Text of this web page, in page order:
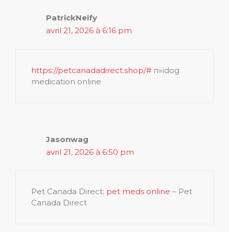
PatrickNeify
avril 21, 2026 à 6:16 pm
https://petcanadadirect.shop/# п»їdog
medication online
Jasonwag
avril 21, 2026 à 6:50 pm
Pet Canada Direct: pet meds online – Pet
Canada Direct